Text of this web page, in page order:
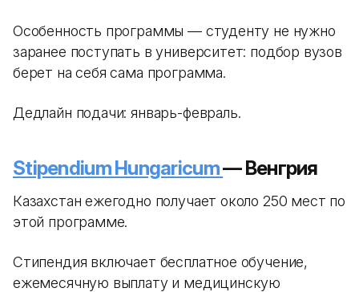
Особенность программы — студенту не нужно
заранее поступать в университет: подбор вузов
берет на себя сама программа.
Дедлайн подачи: январь-февраль.
Stipendium Hungaricum— Венгрия
Казахстан ежегодно получает около 250 мест по
этой программе.
Стипендия включает бесплатное обучение,
ежемесячную выплату и медицинскую